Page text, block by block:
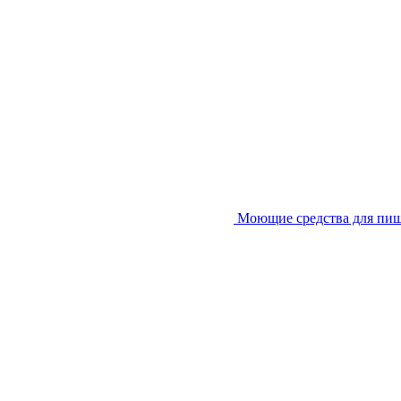
Моющие средства для